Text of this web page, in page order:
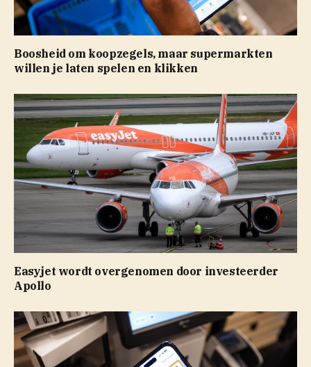
Boosheid om koopzegels, maar supermarkten
willen je laten spelen en klikken
Easyjet wordt overgenomen door investeerder
Apollo